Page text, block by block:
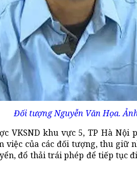
Đối tượng Nguyễn Văn Họa.
VKSND khu vực 5, TP Hà
việc của các đối tượng, thu giữ
đổ thải trái phép để tiếp tục